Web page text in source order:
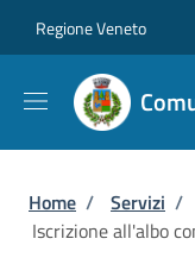
Regione Veneto
Briciole
Home / Servizi /
Iscrizione all'albo